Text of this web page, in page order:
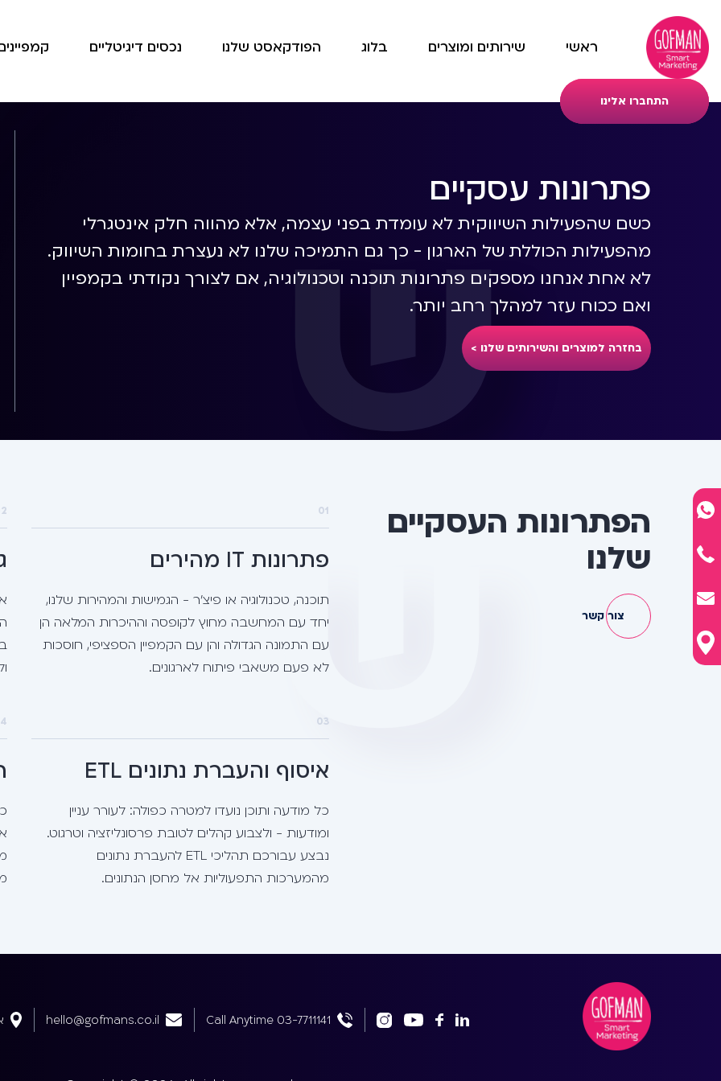
ראשי שירותים ומוצרים בלוג הפודקאסט שלנו נכסים דיגיטליים
התחברו אלינו
שפתרונות עסקיים
כשם שהפעילות השיווקית לא עומדת בפני עצמה, אלא מהווה חלק אינטגרלי
מהפעילות הכוללת של הארגון - כך גם התמיכה שלנו לא נעצרת בחומות השיווק.
לא אחת אנחנו מספקים פתרונות תוכנה וטכנולוגיה, אם לצורך נקודתי בקמפיין
ואם ככוח עזר למהלך רחב יותר.
בחזרה למוצרים והשירותים שלנו >
שהפתרונות העסקיים
שלנו
צור קשר
01
פתרונות IT מהירים
תוכנה, טכנולוגיה או פיצ'ר - הגמישות והמהירות שלנו,
יחד עם המחשבה מחוץ לקופסה וההיכרות המלאה הן
עם התמונה הגדולה והן עם הקמפיין הספציפי, חוסכות
לא פעם משאבי פיתוח לארגונים.
03
איסוף והעברת נתונים ETL
כל מודעה ותוכן נועדו למטרה כפולה: לעורר עניין
ומודעות - ולצבוע קהלים לטובת פרסונליזציה וטרגוט.
נבצע עבורכם תהליכי ETL להעברת נתונים
מהמערכות התפעוליות אל מחסן הנתונים.
Call Anytime 03-7711141
hello@gofmans.co.il